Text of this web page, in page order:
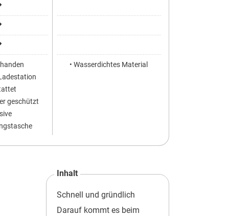
geschützt
• Wasserdichtes Material
Inhalt
Schnell und gründlich
Darauf kommt es beim